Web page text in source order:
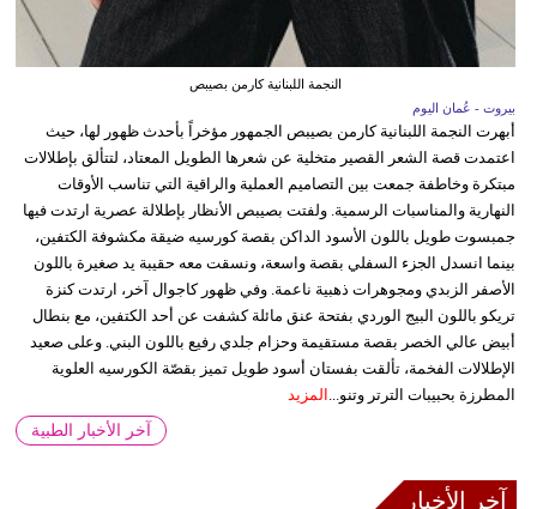
النجمة اللبنانية كارمن بصيبص
بيروت - عُمان اليوم
أبهرت النجمة اللبنانية كارمن بصيبص الجمهور مؤخراً بأحدث ظهور لها، حيث
اعتمدت قصة الشعر القصير متخلية عن شعرها الطويل المعتاد، لتتألق بإطلالات
مبتكرة وخاطفة جمعت بين التصاميم العملية والراقية التي تناسب الأوقات
النهارية والمناسبات الرسمية. ولفتت بصيبص الأنظار بإطلالة عصرية ارتدت فيها
جمبسوت طويل باللون الأسود الداكن بقصة كورسيه ضيقة مكشوفة الكتفين،
بينما انسدل الجزء السفلي بقصة واسعة، ونسقت معه حقيبة يد صغيرة باللون
الأصفر الزبدي ومجوهرات ذهبية ناعمة. وفي ظهور كاجوال آخر، ارتدت كنزة
تريكو باللون البيج الوردي بفتحة عنق مائلة كشفت عن أحد الكتفين، مع بنطال
أبيض عالي الخصر بقصة مستقيمة وحزام جلدي رفيع باللون البني. وعلى صعيد
الإطلالات الفخمة، تألقت بفستان أسود طويل تميز بقصّة الكورسيه العلوية
المطرزة بحبيبات الترتر وتنو...
المزيد
آخر الأخبار الطبية
آخر الأخبار